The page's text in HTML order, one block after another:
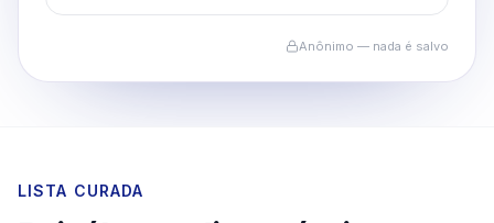
Anônimo — nada é salvo
LISTA CURADA